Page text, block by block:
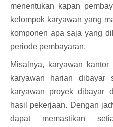
menentukan kapan
kelompok karyawan yang
komponen apa saja yang
periode pembayaran.
Misalnya, karyawan
karyawan harian dibayar
karyawan proyek dibayar
hasil pekerjaan. Dengan
dapat memastikan